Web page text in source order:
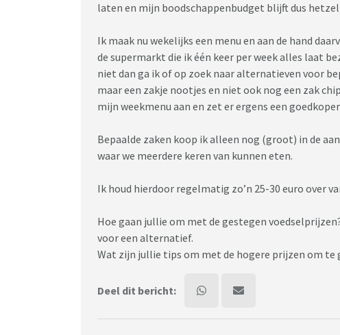
laten en mijn boodschappenbudget blijft dus
Ik maak nu wekelijks een menu en aan de hand
de supermarkt die ik één keer per week alles laat
niet dan ga ik of op zoek naar alternatieven voor
maar een zakje nootjes en niet ook nog een zak
mijn weekmenu aan en zet er ergens een
Bepaalde zaken koop ik alleen nog (groot) in de
waar we meerdere keren van kunnen eten.
Ik houd hierdoor regelmatig zo’n 25-30 euro over
Hoe gaan jullie om met de gestegen
voor een alternatief.
Wat zijn jullie tips om met de hogere prijzen om te
Deel dit bericht: